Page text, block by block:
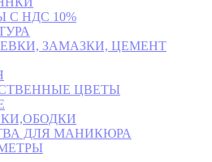
С НДС 10%
ЗАМАЗКИ, ЦЕМЕНТ
ЦВЕТЫ
ДЛЯ МАНИКЮРА